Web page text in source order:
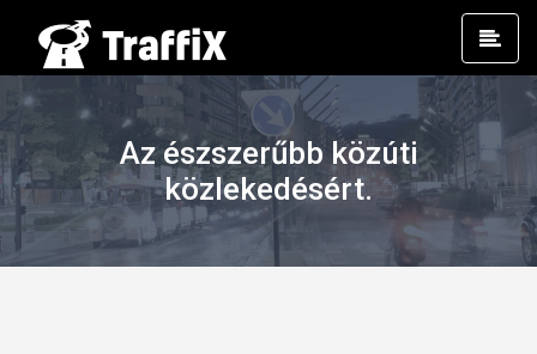
Az észszerűbb közúti
közlekedésért.